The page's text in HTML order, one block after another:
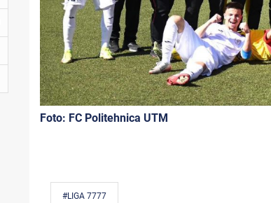
Foto: FC Politehnica UTM
#LIGA 7777